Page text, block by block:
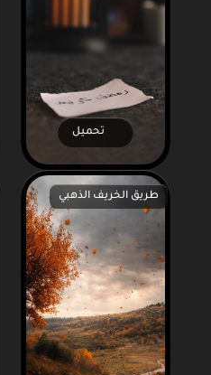
تحميل
طريق الخريف الذهبي